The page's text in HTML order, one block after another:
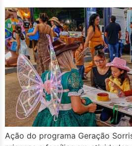
Ação do programa Geração